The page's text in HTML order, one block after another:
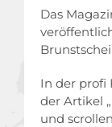
Das
In der profi
der Artikel
und